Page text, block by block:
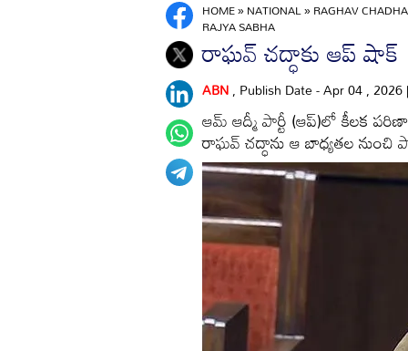
HOME»NATIONAL»RAGHAV
RAJYA SABHA
రాఘవ్‌ చద్ధాకు ఆప్‌ షాక్‌
ABN, Publish Date - Apr 04 ,
ఆమ్‌ ఆద్మీ పార్టీ (ఆప్‌)లో కీలక
రాఘవ్‌ చద్ధాను ఆ బాధ్యతల నుంచి